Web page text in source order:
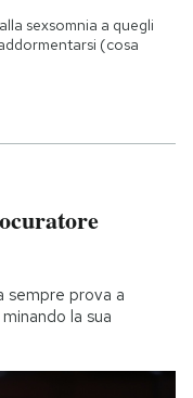
sexsomnia a quegli
(cosa
sempre prova a
la sua